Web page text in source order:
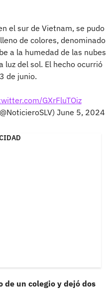
el sur de Vietnam, se pudo
de colores, denominado
a la humedad de las nubes
luz del sol. El hecho ocurrió
de junio.
GXrFluTOiz
June 5, 2024
de un colegio y dejó dos